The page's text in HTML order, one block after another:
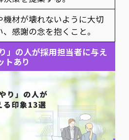
機材が壊れないように大切
、感謝の念を抱くこと。
」の人が採用担当者に与え
トあり